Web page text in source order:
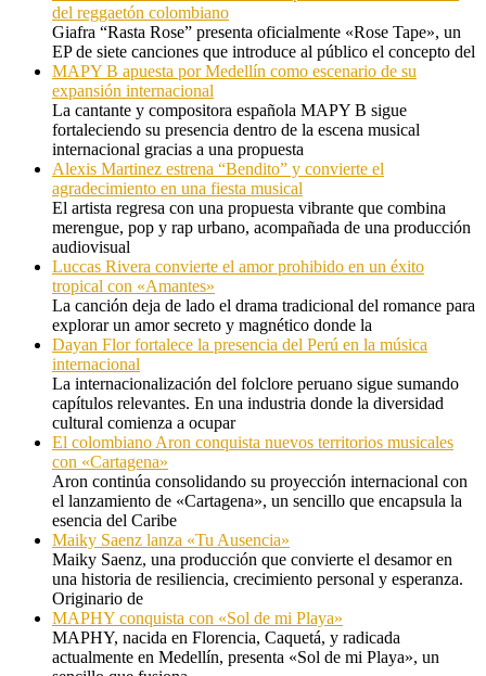
del reggaetón colombiano
Giafra “Rasta Rose” presenta oficialmente «Rose Tape», un
EP de siete canciones que introduce al público el concepto del
MAPY B apuesta por Medellín como escenario de su
expansión internacional
La cantante y compositora española MAPY B sigue
fortaleciendo su presencia dentro de la escena musical
internacional gracias a una propuesta
Alexis Martinez estrena “Bendito” y convierte el
agradecimiento en una fiesta musical
El artista regresa con una propuesta vibrante que combina
merengue, pop y rap urbano, acompañada de una producción
audiovisual
Luccas Rivera convierte el amor prohibido en un éxito
tropical con «Amantes»
La canción deja de lado el drama tradicional del romance para
explorar un amor secreto y magnético donde la
Dayan Flor fortalece la presencia del Perú en la música
internacional
La internacionalización del folclore peruano sigue sumando
capítulos relevantes. En una industria donde la diversidad
cultural comienza a ocupar
El colombiano Aron conquista nuevos territorios musicales
con «Cartagena»
Aron continúa consolidando su proyección internacional con
el lanzamiento de «Cartagena», un sencillo que encapsula la
esencia del Caribe
Maiky Saenz lanza «Tu Ausencia»
Maiky Saenz, una producción que convierte el desamor en
una historia de resiliencia, crecimiento personal y esperanza.
Originario de
MAPHY conquista con «Sol de mi Playa»
MAPHY, nacida en Florencia, Caquetá, y radicada
actualmente en Medellín, presenta «Sol de mi Playa», un